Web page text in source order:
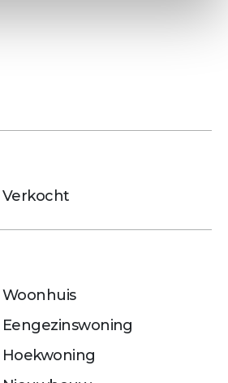
Verkocht
Woonhuis
Eengezinswoning
Hoekwoning